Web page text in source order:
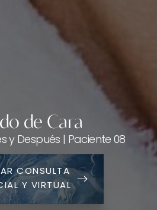
de Cara
y Después | Paciente 08
CONSULTA
Y VIRTUAL